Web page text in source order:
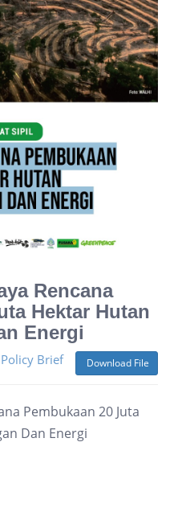
Rencana
Hektar Hutan
Energi
Download File
Brief
Pembukaan 20 Juta
Dan Energi